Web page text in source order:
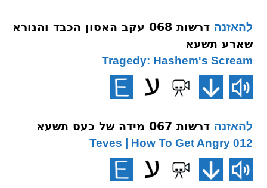
להאזנה
דרשות 068 עקב האסון הכבד והנורא
שארע תשעא
Tragedy: Hashem's Scream
להאזנה דרשות 067 מידה של כעס תשעא
012 Teves | How To Get Angry